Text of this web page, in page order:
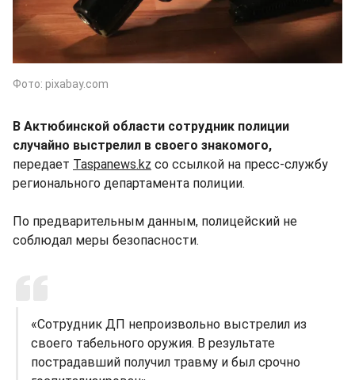
Фото: pixabay.com
В Актюбинской области сотрудник полиции
случайно выстрелил в своего знакомого,
передает Taspanews.kz со ссылкой на пресс-службу
регионального департамента полиции.
По предварительным данным, полицейский не
соблюдал меры безопасности.
«Сотрудник ДП непроизвольно выстрелил из
своего табельного оружия. В результате
пострадавший получил травму и был срочно